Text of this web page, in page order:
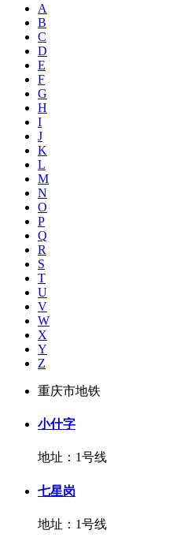
A
B
C
D
E
F
G
H
I
J
K
L
M
N
O
P
Q
R
S
T
U
V
W
X
Y
Z
重庆市地铁
小什字
地址：1号线
七星岗
地址：1号线